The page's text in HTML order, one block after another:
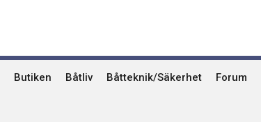
Butiken Båtliv
Toalettavfall och sjömackar
Båtteknik/Säkerhet Forum